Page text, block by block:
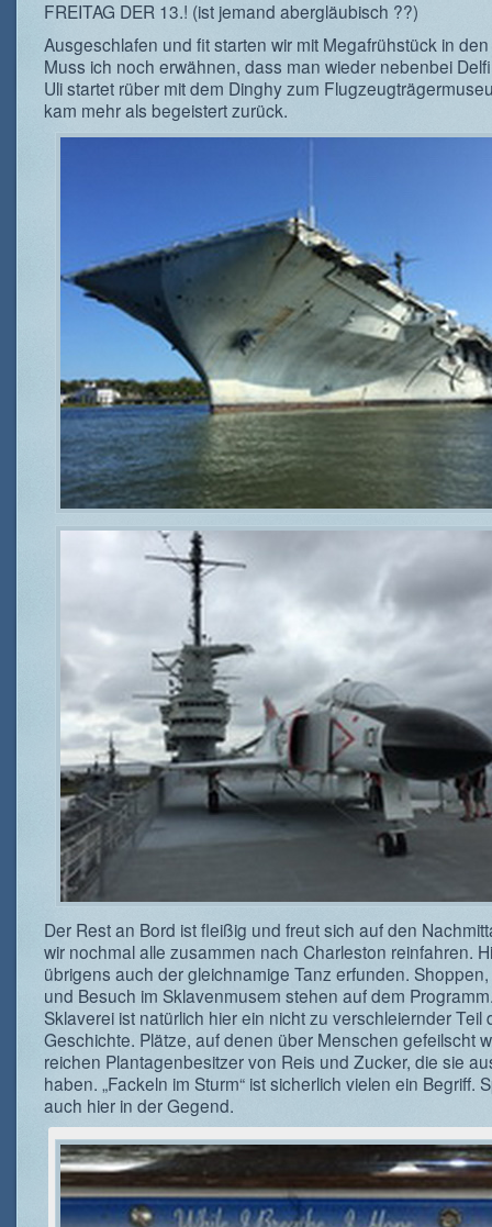
FREITAG DER 13.! (ist jemand abergläubisch ??)
Ausgeschlafen und fit starten wir mit Megafrühstück in den
Muss ich noch erwähnen, dass man wieder nebenbei
Uli startet rüber mit dem Dinghy zum
kam mehr als begeistert zurück.
Der Rest an Bord ist fleißig und freut sich auf den
wir nochmal alle zusammen nach Charleston reinfahren.
übrigens auch der gleichnamige Tanz erfunden.
und Besuch im Sklavenmusem stehen auf dem
Sklaverei ist natürlich hier ein nicht zu verschleiernder Teil
Geschichte. Plätze, auf denen über Menschen gefeilscht
reichen Plantagenbesitzer von Reis und Zucker, die sie
haben. „Fackeln im Sturm“ ist sicherlich vielen ein Begriff.
auch hier in der Gegend.